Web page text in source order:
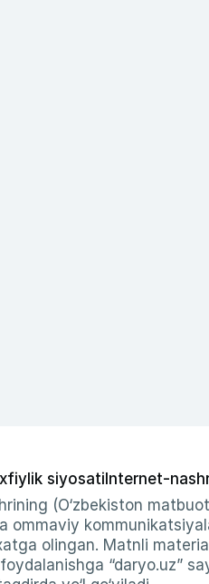
siyosati Internet-
(O‘zbekiston
ommaviy
olingan. Matnli
“daryo.uz”